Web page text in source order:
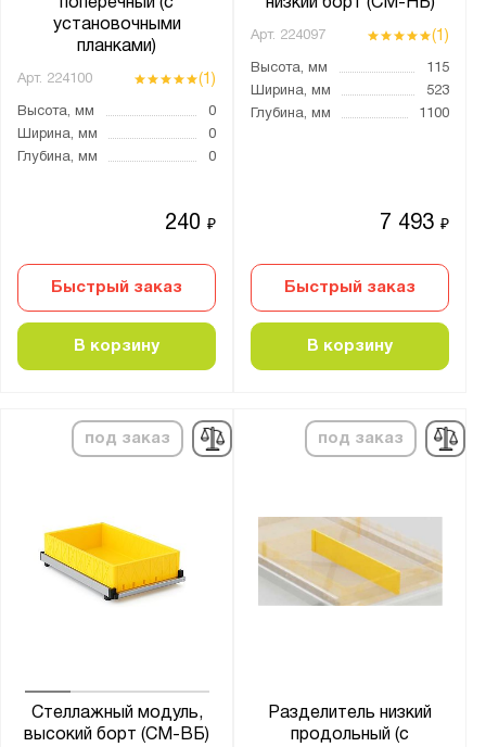
поперечный (с
установочными
планками)
Арт. 224100 (1)
Высота, мм
0
Ширина, мм
0
Глубина, мм
0
240₽
Быстрый заказ
В корзину
низкий борт (СМ-НБ)
Арт. 224097 (1)
Высота, мм
115
Ширина, мм
523
Глубина, мм
1100
7 493₽
Быстрый заказ
В корзину
под заказ
Стеллажный модуль,
высокий борт (СМ-ВБ)
под заказ
Разделитель низкий
продольный (с